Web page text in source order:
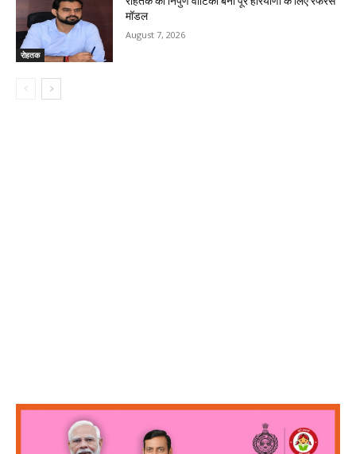
रोहतक
मॉडल
August 7, 2026